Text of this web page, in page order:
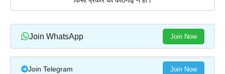
Join WhatsApp Join Now
Join Telegram Join Now